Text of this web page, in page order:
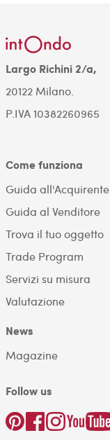
Largo Richini 2/a,
20122 Milano.
P.IVA 10382260965
Come funziona
Guida all'Acquirente
Guida al Venditore
Trova il tuo oggetto
Trade Program
Servizi su misura
Valutazione
News
Magazine
Follow us